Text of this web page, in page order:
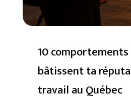
10
bâtissent ta
travail au Québec